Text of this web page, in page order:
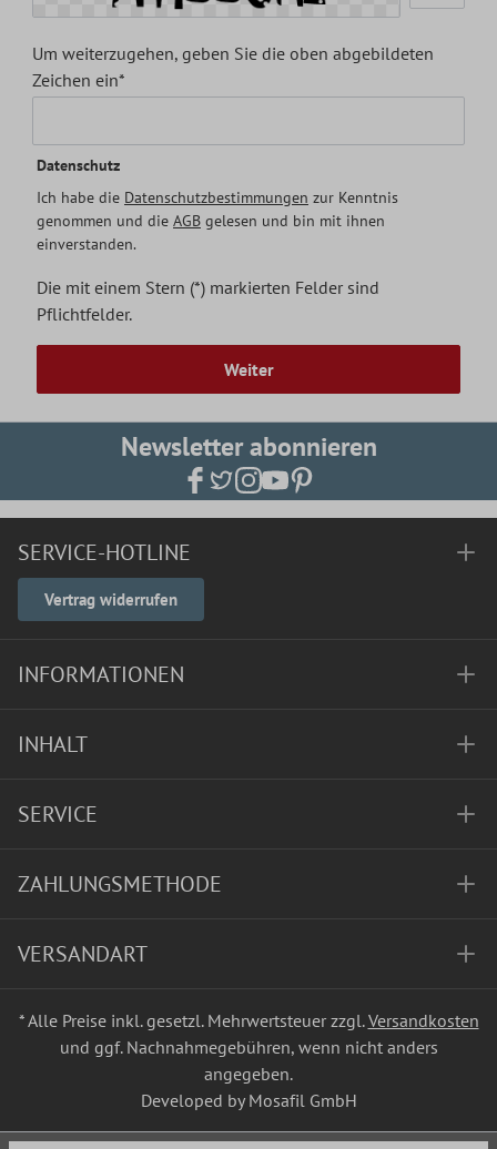
Um weiterzugehen, geben Sie die oben abgebildeten
Zeichen ein*
Datenschutz
Ich habe die Datenschutzbestimmungen zur Kenntnis
genommen und die AGB gelesen und bin mit ihnen
einverstanden.
Die mit einem Stern (*) markierten Felder sind
Pflichtfelder.
Weiter
Newsletter abonnieren
SERVICE-HOTLINE
Vertrag widerrufen
INFORMATIONEN
INHALT
SERVICE
ZAHLUNGSMETHODE
VERSANDART
* Alle Preise inkl. gesetzl. Mehrwertsteuer zzgl.Versandkosten
und ggf. Nachnahmegebühren, wenn nicht anders
angegeben.
Developed by Mosafil GmbH